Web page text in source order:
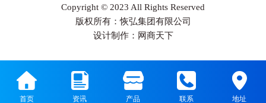
Copyright © 2023 All Rights Reserved
版权所有：恢弘集团有限公司
设计制作：网商天下
首页 资讯 产品 联系 地址